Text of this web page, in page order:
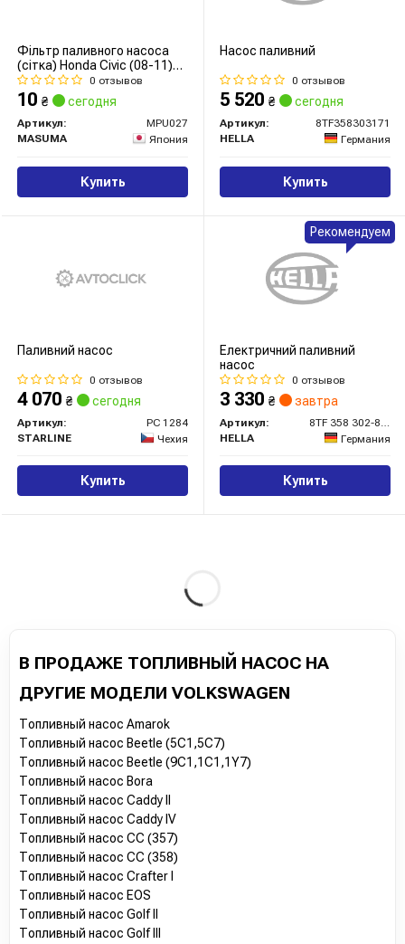
Фільтр паливного насоса
(сітка) Honda Civic (08-11)
(MPU-027) MASUMA
0 отзывов
10 ₴ сегодня
Артикул:
MPU027
MASUMA
Япония
Купить
Насос паливний
0 отзывов
5 520 ₴ сегодня
Артикул:
8TF358303171
HELLA
Германия
Купить
Паливний насос
0 отзывов
4 070 ₴ сегодня
Артикул:
PC 1284
STARLINE
Чехия
Купить
Електричний паливний
насос
0 отзывов
3 330 ₴ завтра
Артикул:
HELLA
Германия
Купить
Рекомендуем
В ПРОДАЖЕ ТОПЛИВНЫЙ НАСОС НА
ДРУГИЕ МОДЕЛИ VOLKSWAGEN
Топливный насос Amarok
Топливный насос Beetle (5C1,5C7)
Топливный насос Beetle (9C1,1C1,1Y7)
Топливный насос Bora
Топливный насос Caddy II
Топливный насос Caddy IV
Топливный насос CC (357)
Топливный насос CC (358)
Топливный насос Crafter I
Топливный насос EOS
Топливный насос Golf II
Топливный насос Golf III